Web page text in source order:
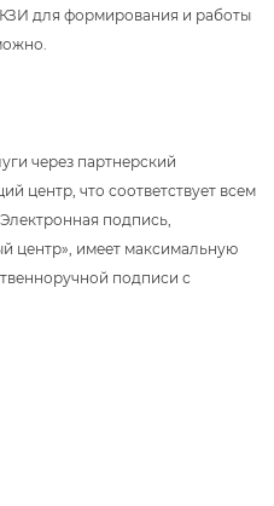
для формирования и работы
через партнерский
центр, что соответствует всем
подпись,
центр», имеет максимальную
подписи с